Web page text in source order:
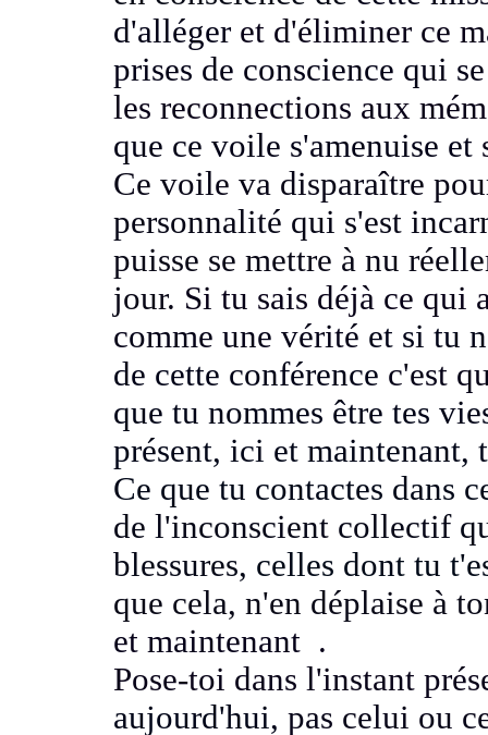
d'alléger et d'éliminer ce
prises de conscience qui
les reconnections aux
que ce voile s'amenuise et
Ce voile va disparaître
personnalité qui s'est
puisse se mettre à nu
jour. Si tu sais déjà ce qui
comme une vérité et si tu
de cette conférence c'est
que tu nommes être tes
présent, ici et maintenant,
Ce que tu contactes dans
de l'inconscient collectif
blessures, celles dont tu
que cela, n'en déplaise à
et maintenant .
Pose-toi dans l'instant
aujourd'hui,pas celui ou